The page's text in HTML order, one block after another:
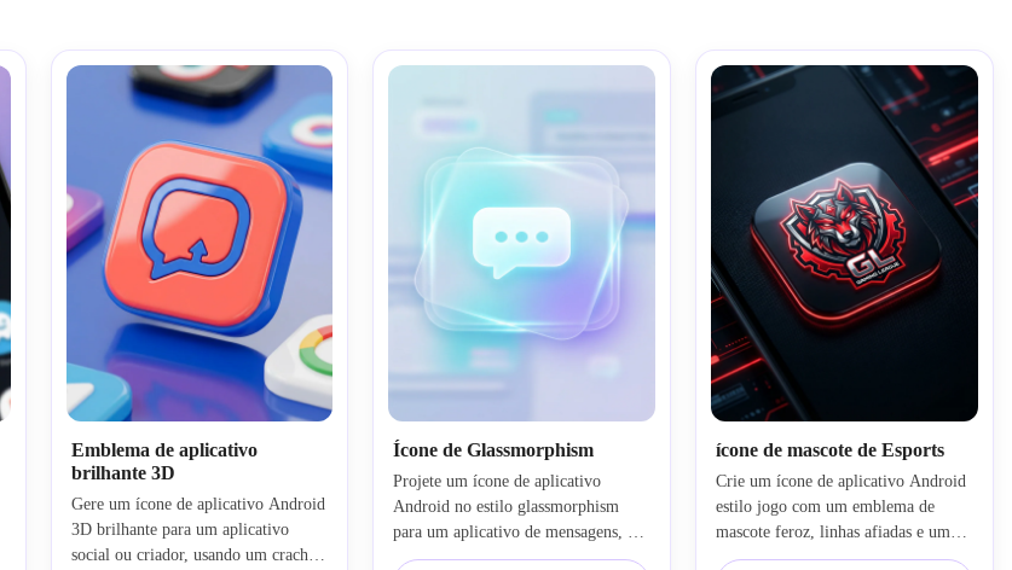
Emblema de aplicativo
brilhante 3D
Gere um ícone de aplicativo Android
3D brilhante para um aplicativo
social ou criador, usando um crachá
Ícone de Glassmorphism
Projete um ícone de aplicativo
Android no estilo glassmorphism
para um aplicativo de mensagens,
com painéis em camadas translúcidos
ícone de mascote de Esports
Crie um ícone de aplicativo Android
estilo jogo com um emblema de
mascote feroz, linhas afiadas e uma
composição centrada dinâmica. Use